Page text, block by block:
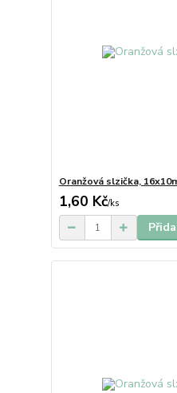
Oranžová slzička,
1,60 Kč/ks